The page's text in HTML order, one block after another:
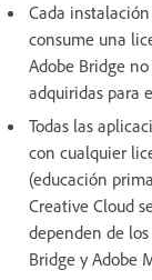
Cada
consume una
Adobe Bridge
adquiridas para
Todas las
con cualquier
(educación
Creative Cloud
dependen de
Bridge y Adobe